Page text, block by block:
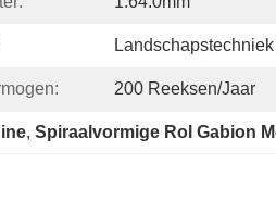
Landschapstechniek
200 Reeksen/jaar
, Spiraalvormige Rol Gabion